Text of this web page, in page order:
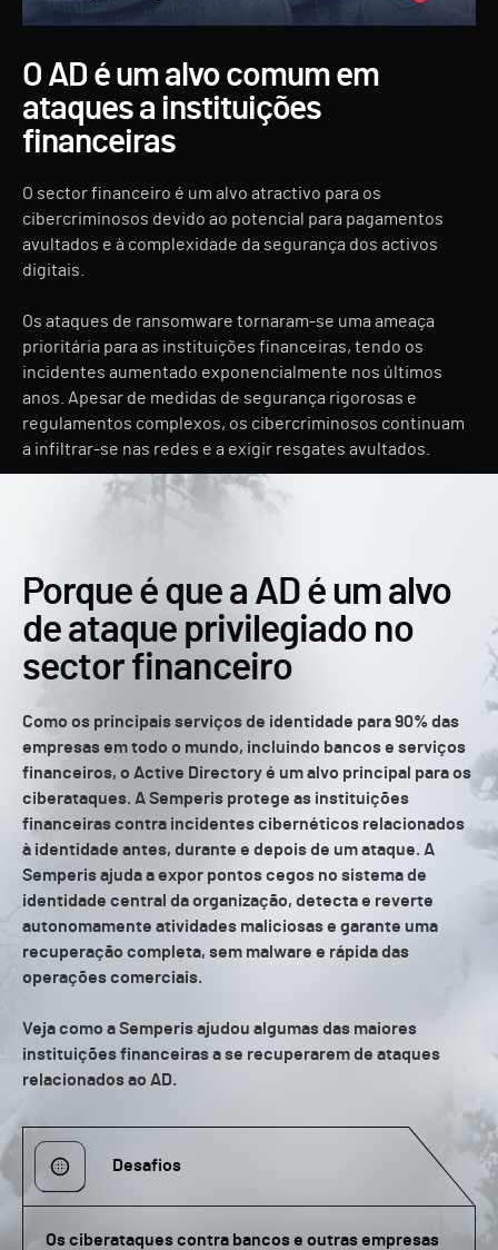
O AD é um alvo comum em
ataques a instituições
financeiras
O sector financeiro é um alvo atractivo para os
cibercriminosos devido ao potencial para pagamentos
avultados e à complexidade da segurança dos activos
digitais.
Os ataques de ransomware tornaram-se uma ameaça
prioritária para as instituições financeiras, tendo os
incidentes aumentado exponencialmente nos últimos
anos. Apesar de medidas de segurança rigorosas e
regulamentos complexos, os cibercriminosos continuam
a infiltrar-se nas redes e a exigir resgates avultados.
Porque é que a AD é um alvo
de ataque privilegiado no
sector financeiro
Como os principais serviços de identidade para 90% das
empresas em todo o mundo, incluindo bancos e serviços
financeiros, o Active Directory é um alvo principal para os
ciberataques. A Semperis protege as instituições
financeiras contra incidentes cibernéticos relacionados
à identidade antes, durante e depois de um ataque. A
Semperis ajuda a expor pontos cegos no sistema de
identidade central da organização, detecta e reverte
autonomamente atividades maliciosas e garante uma
recuperação completa, sem malware e rápida das
operações comerciais.
Veja como a Semperis ajudou algumas das maiores
instituições financeiras a se recuperarem de ataques
relacionados ao AD.
Desafios
Os ciberataques contra bancos e outras empresas